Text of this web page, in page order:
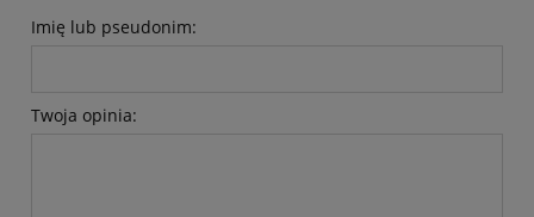
Imię lub pseudonim:
Twoja opinia: